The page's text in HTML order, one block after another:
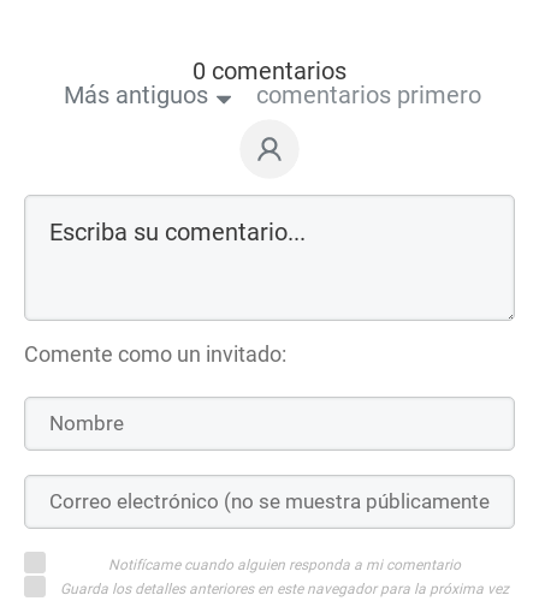
0 comentarios
Más antiguos
comentarios primero
Comente como un invitado:
Notifícame cuando alguien responda a mi comentario
Guarda los detalles anteriores en este navegador para la próxima vez